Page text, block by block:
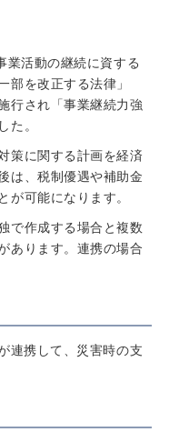
業活動の継続に資する
部を改正する法律」
行され「事業継続力強
た。
策に関する計画を経済
は、税制優遇や補助金
が可能になります。
で作成する場合と複数
あります。連携の場合
連携して、災害時の支